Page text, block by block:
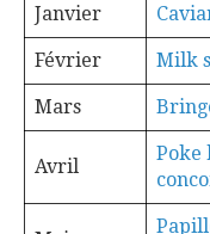
Janvier
Février Milk
Mars
Avril
Poke